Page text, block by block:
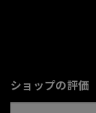
ショップの評価